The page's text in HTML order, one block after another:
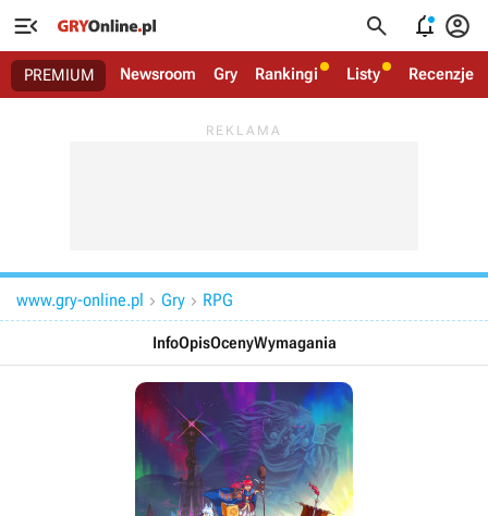
   
PREMIUM Newsroom Gry Rankingi Listy Recenzje
www.gry-online.pl  Gry  RPG
InfoOpisOcenyWymagania